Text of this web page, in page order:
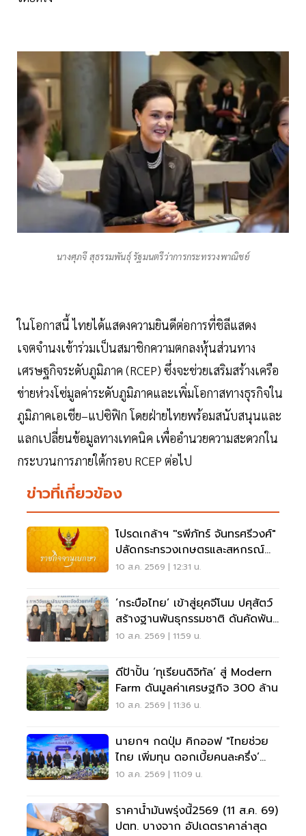
นางศุภจี สุธรรมพันธุ์ รัฐมนตรีว่าการกระทรวงพาณิชย์
ในโอกาสนี้ ไทยได้แสดงความยินดีต่อการที่ชิลีแสดง
เจตจำนงเข้าร่วมเป็นสมาชิกความตกลงหุ้นส่วนทาง
เศรษฐกิจระดับภูมิภาค (RCEP) ซึ่งจะช่วยเสริมสร้างเครือ
ข่ายห่วงโซ่มูลค่าระดับภูมิภาคและเพิ่มโอกาสทางธุรกิจใน
ภูมิภาคเอเชีย–แปซิฟิก โดยฝ่ายไทยพร้อมสนับสนุนและ
แลกเปลี่ยนข้อมูลทางเทคนิค เพื่ออำนวยความสะดวกใน
กระบวนการภายใต้กรอบ RCEP ต่อไป
ข่าวที่เกี่ยวข้อง
โปรดเกล้าฯ ''รพีภัทร์ จันทรศรีวงศ์"
ปลัดกระทรวงเกษตรและสหกรณ์
มีผล 1 ต.ค. 69
10 ส.ค. 2569 | 12:31 น.
‘กระบือไทย’ เข้าสู่ยุคจีโนม ปศุสัตว์
สร้างฐานพันธุกรรมชาติ ดันคัดพันธุ์
แม่นยำ
10 ส.ค. 2569 | 11:59 น.
ดีป้าปั้น ‘ทุเรียนดิจิทัล’ สู่ Modern
Farm ดันมูลค่าเศรษฐกิจ 300 ล้าน
10 ส.ค. 2569 | 11:36 น.
นายกฯ กดปุ่ม คิกออฟ "ไทยช่วย
ไทย เพิ่มทุน ดอกเบี้ยคนละครึ่ง’
วงเงิน 4.4 พันล้าน
10 ส.ค. 2569 | 11:09 น.
ราคาน้ำมันพรุ่งนี้2569 (11 ส.ค. 69)
ปตท. บางจาก อัปเดตราคาล่าสุด